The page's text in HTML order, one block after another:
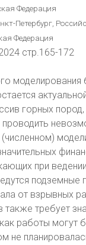
Федерация
Петербург,
Федерация
стр.165-172
горных
при
от взрывных
также требует
работы могут
не